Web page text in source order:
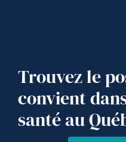
Trouvez le
convient
santé au